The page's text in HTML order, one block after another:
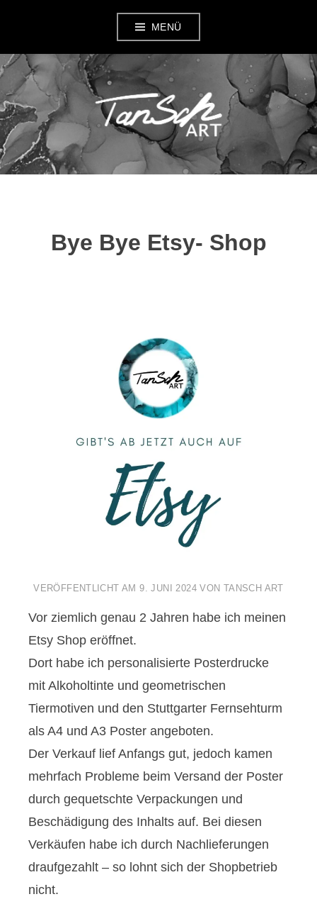
springen
MENÜ
TANSCH ART
Bye Bye Etsy- Shop
VERÖFFENTLICHT AM9. JUNI 2024VON TANSCH ART
Vor ziemlich genau 2 Jahren habe ich meinen
Etsy Shop eröffnet.
Dort habe ich personalisierte Posterdrucke
mit Alkoholtinte und geometrischen
Tiermotiven und den Stuttgarter Fernsehturm
als A4 und A3 Poster angeboten.
Der Verkauf lief Anfangs gut, jedoch kamen
mehrfach Probleme beim Versand der Poster
durch gequetschte Verpackungen und
Beschädigung des Inhalts auf. Bei diesen
Verkäufen habe ich durch Nachlieferungen
draufgezahlt – so lohnt sich der Shopbetrieb
nicht.